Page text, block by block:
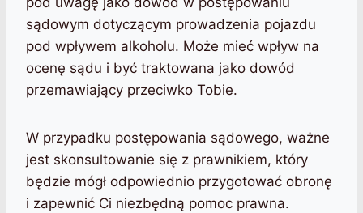
sądowym dotyczącym prowadzenia pojazdu
pod wpływem alkoholu. Może mieć wpływ na
ocenę sądu i być traktowana jako dowód
przemawiający przeciwko Tobie.
W przypadku postępowania sądowego, ważne
jest skonsultowanie się z prawnikiem, który
będzie mógł odpowiednio przygotować obronę
i zapewnić Ci niezbędną pomoc prawna.